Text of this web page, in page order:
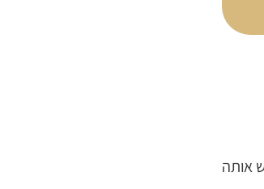
לממש אותה